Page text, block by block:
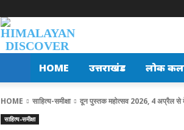
HOME उत्तराखंड लोक
HOME साहित्य-समीक्षा दून पुस्तक महोत्सव 2026, 4 अप्रैल से
साहित्य-समीक्षा